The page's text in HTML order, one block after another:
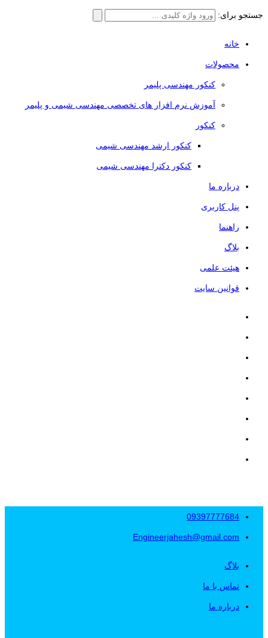
جستجو برای:
خانه
محصولات
کنکور مهندسی پلیمر
آموزش نرم افزار های تخصصی مهندسی شیمی و پلیمر
کنکور
کنکور ارشد مهندسی شیمی
کنکور دکترا مهندسی شیمی
درباره ما
پنل کاربری
راهنما
بلاگ
هیئت علمی
قوانین سایت
09397777684
Engineerjahesh@gmail.com
بلاگ
تماس با ما
درباره ما